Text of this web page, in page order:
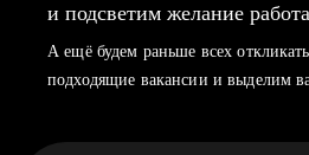
и подсветим желание
А ещё будем раньше всех
подходящие вакансии и выделим